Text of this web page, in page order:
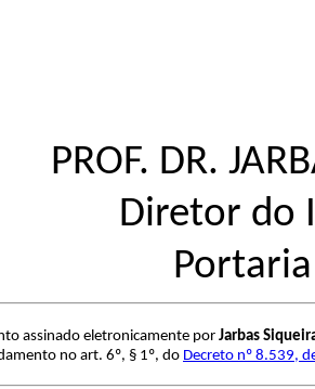
PROF. DR.
Diretor do
assinado eletronicamente por Jarbas
no art. 6º, § 1º, do Decreto nº 8.539,